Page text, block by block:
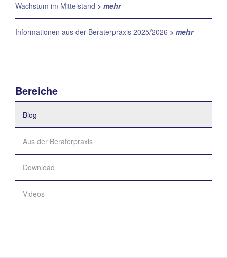
Wachstum im Mittelstand > mehr
Informationen aus der Beraterpraxis 2025/2026 > mehr
Bereiche
Blog
Aus der Beraterpraxis
Download
Videos